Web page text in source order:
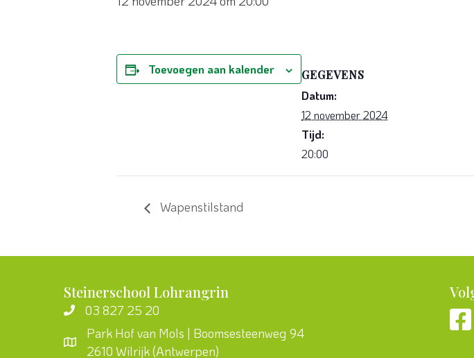
Toevoegen aan kalender
GEGEVENS
Datum:
12 november 2024
Tijd:
20:00
Wapenstilstand
Steinerschool Lohrangrin
03 827 25 20
Park Hof van Mols | Boomsesteenweg 94
2610 Wilrijk (Antwerpen)